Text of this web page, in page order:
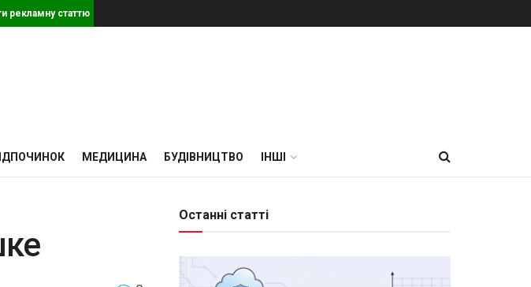
рекламну статтю
МЕДИЦИНА БУДІВНИЦТВО ІНШІ
Останні статті